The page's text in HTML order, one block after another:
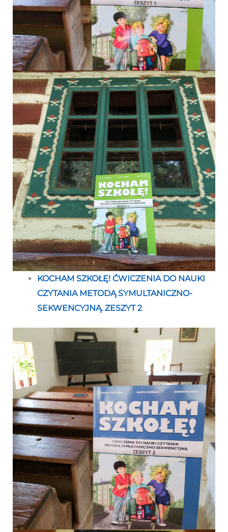
KOCHAM SZKOŁĘ! ĆWICZENIA DO NAUKI
CZYTANIA METODĄ SYMULTANICZNO-
SEKWENCYJNĄ. ZESZYT 2